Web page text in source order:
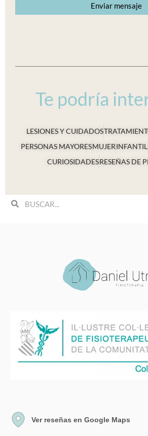
Te podría
LESIONES Y CUIDADOS
PERSONAS MAYORESMUJERINFANTIL
CURIOSIDADESRESEÑAS DE
SearchSearch
Ver reseñas en Google Maps